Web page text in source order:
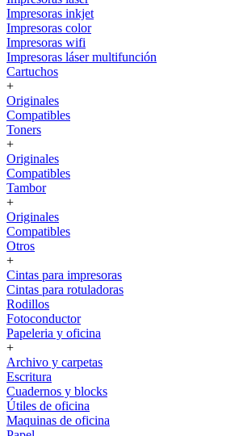
Impresoras inkjet
Impresoras color
Impresoras wifi
Impresoras láser multifunción
Cartuchos
+
Originales
Compatibles
Toners
+
Originales
Compatibles
Tambor
+
Originales
Compatibles
Otros
+
Cintas para impresoras
Cintas para rotuladoras
Rodillos
Fotoconductor
Papeleria y oficina
+
Archivo y carpetas
Escritura
Cuadernos y blocks
Útiles de oficina
Maquinas de oficina